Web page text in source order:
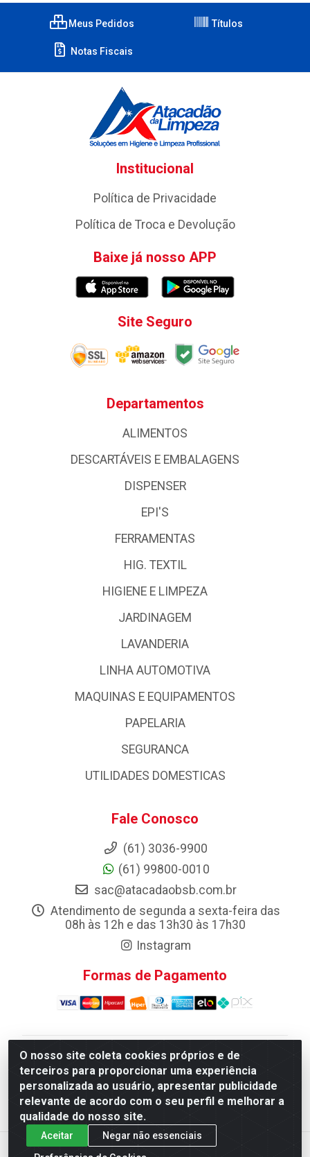
O nosso site coleta cookies próprios e de
terceiros para proporcionar uma experiência
personalizada ao usuário, apresentar publicidade
relevante de acordo com o seu perfil e melhorar a
qualidade do nosso site.
Aceitar
Negar não essenciais
Meus Pedidos Títulos
Notas Fiscais
Institucional
Política de Privacidade
Política de Troca e Devolução
Baixe já nosso APP
Site Seguro
Departamentos
ALIMENTOS
DESCARTÁVEIS E EMBALAGENS
DISPENSER
EPI'S
FERRAMENTAS
HIG. TEXTIL
HIGIENE E LIMPEZA
JARDINAGEM
LAVANDERIA
LINHA AUTOMOTIVA
MAQUINAS E EQUIPAMENTOS
PAPELARIA
SEGURANCA
UTILIDADES DOMESTICAS
Fale Conosco
(61) 3036-9900
(61) 99800-0010
sac@atacadaobsb.com.br
Atendimento de segunda a sexta-feira das
08h às 12h e das 13h30 às 17h30
Instagram
Formas de Pagamento
Atacadao da Limpeza F. Pereira Queiroz Comercio e
Distribuicao LTDA - Quadra Qi 10 Lotes 39 e, 41 - Setor
Industrial (Taguatinga), Brasília/DF - CEP 72.135-100 -
CNPJ 13.184.675/0001-80